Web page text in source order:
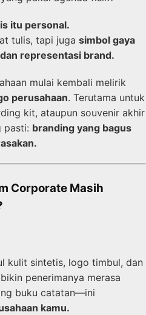
itu personal.
tulis, tapi juga simbol gaya
representasi brand.
mulai kembali melirik
perusahaan. Terutama untuk
kit, ataupun souvenir akhir
pasti: branding yang bagus
Corporate Masih
kulit sintetis, logo timbul, dan
penerimanya merasa
buku catatan—ini
kamu.